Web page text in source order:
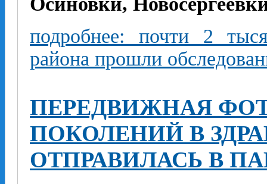
подробнее: почти 2
района прошли
ПЕРЕДВИЖНАЯ
ПОКОЛЕНИЙ В
ОТПРАВИЛАСЬ В